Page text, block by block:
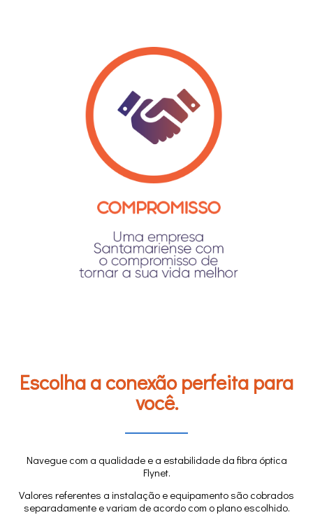
Escolha a conexão perfeita para
você.
Navegue com a qualidade e a estabilidade da fibra óptica
Flynet.
Valores referentes a instalação e equipamento são cobrados
separadamente e variam de acordo com o plano escolhido.